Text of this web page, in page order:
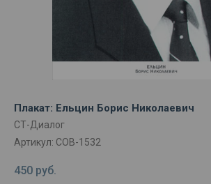
Плакат: Ельцин Борис Николаевич
СТ-Диалог
Артикул: СОВ-1532
450 руб.